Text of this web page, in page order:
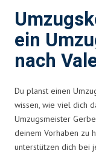
ein
nach
Du planst einen
wissen, wie viel dich
Umzugsmeister
deinem Vorhaben zu
unterstützen dich bei